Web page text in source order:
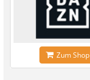
Zum Shop